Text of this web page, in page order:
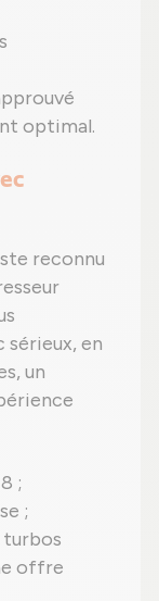
optimal.
reconnu
sérieux, en
un
;
;
turbos
offre